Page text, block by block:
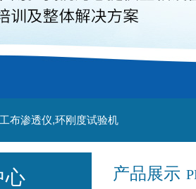
布渗透仪,环刚度试验机
产品展示
心